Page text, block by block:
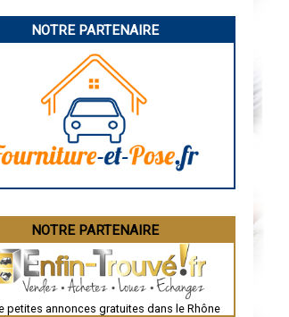
NOTRE PARTENAIRE
NOTRE PARTENAIRE
petites annonces gratuites dans le Rhône